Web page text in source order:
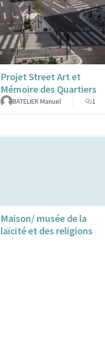
Projet Street Art et
Mémoire des Quartiers
BATELIER Manuel
1
Maison/ musée de la
laïcité et des religions